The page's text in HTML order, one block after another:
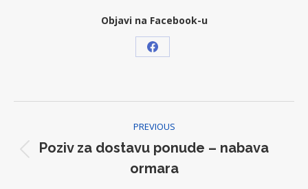
Objavi na Facebook-u
Share
Facebook
navigation
PREVIOUS
Previous
post:
Poziv za dostavu ponude – nabava
ormara